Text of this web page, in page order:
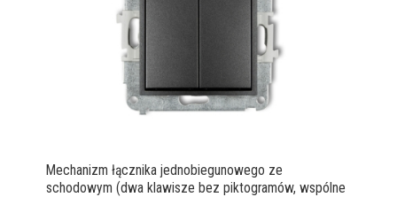
Mechanizm łącznika jednobiegunowego ze
schodowym (dwa klawisze bez piktogramów, wspólne